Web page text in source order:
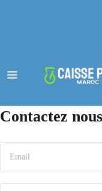
Contactez nous